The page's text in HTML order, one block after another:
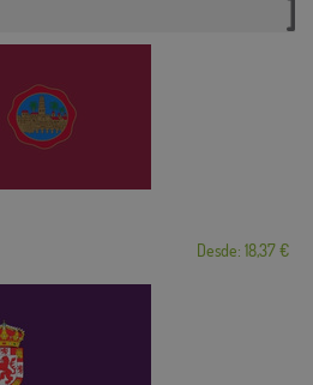
Desde: 18,37 €